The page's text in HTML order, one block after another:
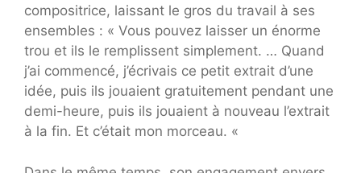
compositrice, laissant le gros du travail à ses
ensembles : « Vous pouvez laisser un énorme
trou et ils le remplissent simplement. … Quand
j’ai commencé, j’écrivais ce petit extrait d’une
idée, puis ils jouaient gratuitement pendant une
demi-heure, puis ils jouaient à nouveau l’extrait
à la fin. Et c’était mon morceau. «